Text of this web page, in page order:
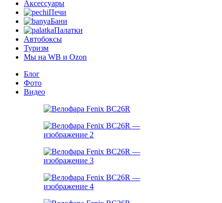
Аксессуары
Печи
Бани
Палатки
Автобоксы
Туризм
Мы на WB и Ozon
Блог
Фото
Видео